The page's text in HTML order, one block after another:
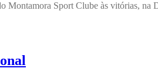
Sport Clube às vitórias,